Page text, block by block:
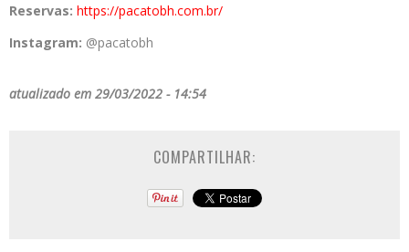
Reservas: https://pacatobh.com.br/
Instagram: @pacatobh
atualizado em 29/03/2022 - 14:54
COMPARTILHAR: